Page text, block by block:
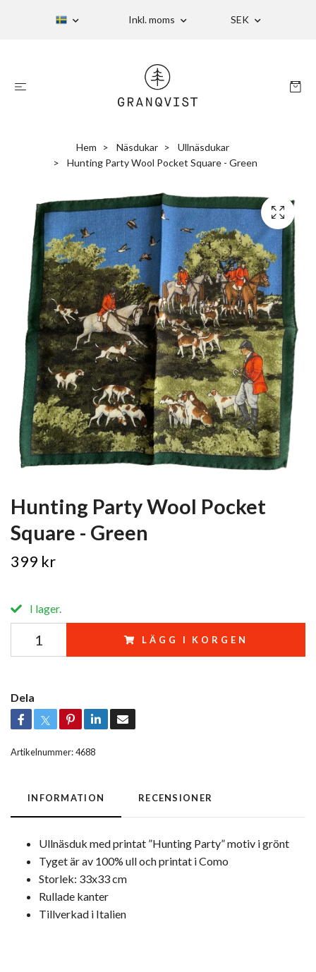
Inkl. moms SEK
Hem Näsdukar
Ullnäsdukar
Hunting Party Wool Pocket Square - Green
Hunting Party Wool Pocket
Square - Green
399 kr
I lager.
LÄGG I KORGEN
Dela
Artikelnummer:4688
INFORMATION RECENSIONER
Ullnäsduk med printat ”Hunting Party” motiv i grönt
Tyget är av 100% ull och printat i Como
Storlek: 33x33 cm
Rullade kanter
Tillverkad i Italien